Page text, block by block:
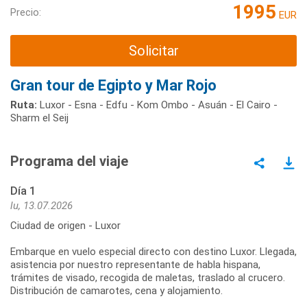
Precio: 1995 EUR
Solicitar
Gran tour de Egipto y Mar Rojo
Ruta: Luxor - Esna - Edfu - Kom Ombo - Asuán - El Cairo -
Sharm el Seij
Programa del viaje
Día 1
lu, 13.07.2026
Ciudad de origen - Luxor
Embarque en vuelo especial directo con destino Luxor. Llegada,
asistencia por nuestro representante de habla hispana,
trámites de visado, recogida de maletas, traslado al crucero.
Distribución de camarotes, cena y alojamiento.